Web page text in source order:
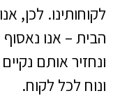
לקוחותינו. לכן,
הבית – אנו
ונחזיר אותם
ונוח לכל לקוח.